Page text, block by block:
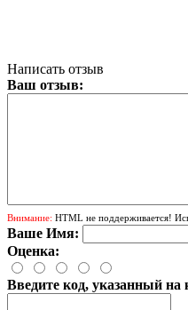
Написать отзыв
Ваш отзыв:
Внимание: HTML не поддерживается!
Ваше Имя:
Оценка:
Введите код, указанный на